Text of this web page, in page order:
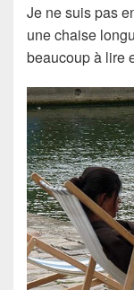
Je ne suis pas
une chaise
beaucoup à lire